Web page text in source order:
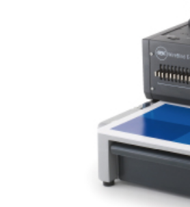
ステープル針
Kensington
ケンジントン